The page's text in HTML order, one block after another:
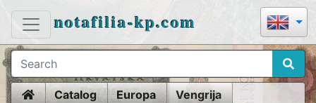
notafilia-kp.com
HomeCatalog Europa
Vengrija